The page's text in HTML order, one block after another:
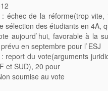
: échec de la réforme(trop
sélection des étudiants en 4A,
aujourd`hui, favorable à la
en septembre pour l`ESJ
report du vote(arguments
et SUD), 20 pour
soumise au vote